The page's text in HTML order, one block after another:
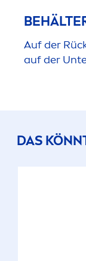
Auf der
auf der
DAS